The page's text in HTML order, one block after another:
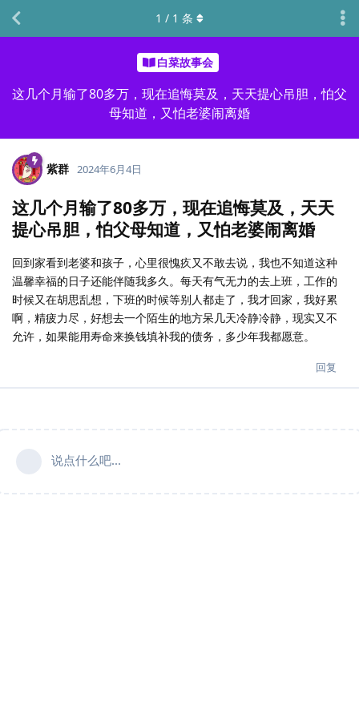
白菜故事会
这几个月输了80多万，现在追悔莫及，天天提心吊胆，怕父
母知道，又怕老婆闹离婚
1 / 1 条
紫群 2024年6月4日
这几个月输了80多万，现在追悔莫及，天天
提心吊胆，怕父母知道，又怕老婆闹离婚
回到家看到老婆和孩子，心里很愧疚又不敢去说，我也不知道这种
温馨幸福的日子还能伴随我多久。每天有气无力的去上班，工作的
时候又在胡思乱想，下班的时候等别人都走了，我才回家，我好累
啊，精疲力尽，好想去一个陌生的地方呆几天冷静冷静，现实又不
允许，如果能用寿命来换钱填补我的债务，多少年我都愿意。
回复
说点什么吧...